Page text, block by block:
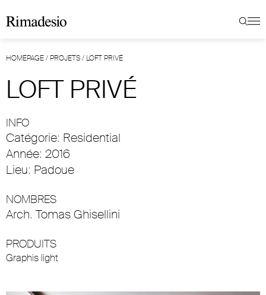
HOMEPAGE/ PROJETS/ LOFT PRIVÉ
LOFT PRIVÉ
INFO
Catégorie: Residential
Année: 2016
Lieu: Padoue
NOMBRES
Arch. Tomas Ghisellini
PRODUITS
Graphis light